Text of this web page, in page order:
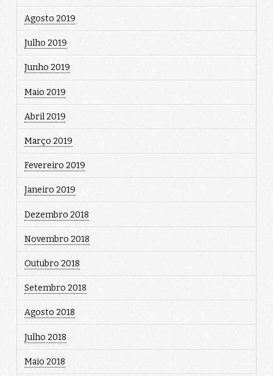
Agosto 2019
Julho 2019
Junho 2019
Maio 2019
Abril 2019
Março 2019
Fevereiro 2019
Janeiro 2019
Dezembro 2018
Novembro 2018
Outubro 2018
Setembro 2018
Agosto 2018
Julho 2018
Maio 2018